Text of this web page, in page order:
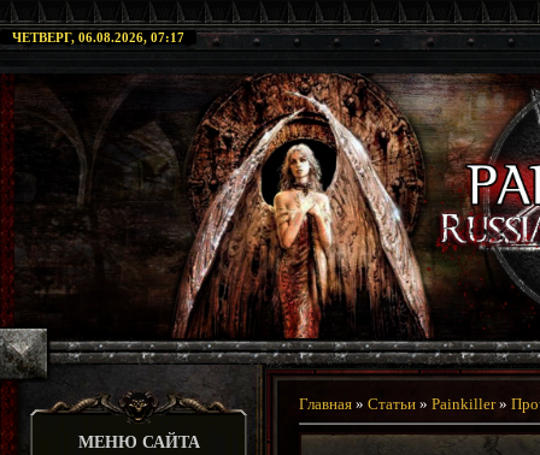
ЧЕТВЕРГ, 06.08.2026, 07:17
МЕНЮ САЙТА
Главная » Статьи » Painkiller»